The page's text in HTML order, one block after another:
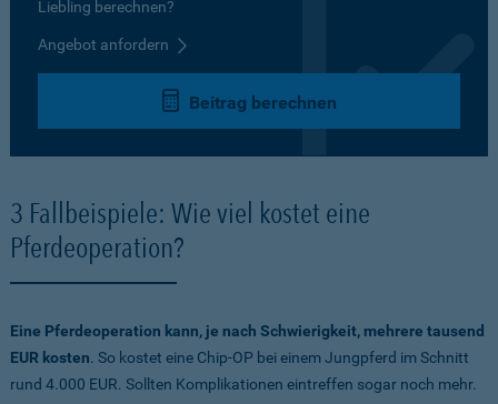
Liebling berechnen?
Angebot anfordern
Beitrag berechnen
3 Fallbeispiele: Wie viel kostet eine
Pferdeoperation?
Eine Pferdeoperation kann, je nach Schwierigkeit, mehrere tausend
EUR kosten. So kostet eine Chip-OP bei einem Jungpferd im Schnitt
rund 4.000 EUR. Sollten Komplikationen eintreffen sogar noch mehr.